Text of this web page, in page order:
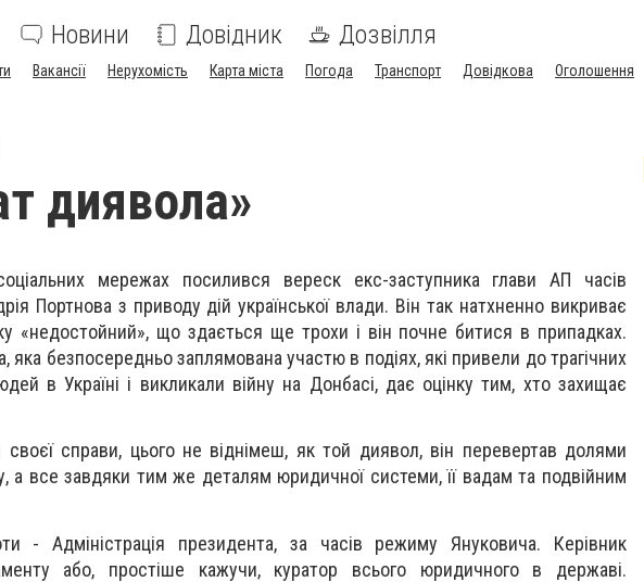
Новини Довідник Дозвілля
Вакансії Нерухомість Карта міста Погода Транспорт Довідкова Оголошення
диявола»
мережах посилився вереск екс-заступника глави АП часів
Портнова з приводу дій української влади. Він так натхненно викриває
«недостойний», що здається ще трохи і він почне битися в припадках.
безпосередньо заплямована участю в подіях, які привели до трагічних
в Україні і викликали війну на Донбасі, дає оцінку тим, хто захищає
своєї справи, цього не віднімеш, як той диявол, він перевертав долями
а все завдяки тим же деталям юридичної системи, її вадам та подвійним
- Адміністрація президента, за часів режиму Януковича. Керівник
або, простіше кажучи, куратор всього юридичного в державі.